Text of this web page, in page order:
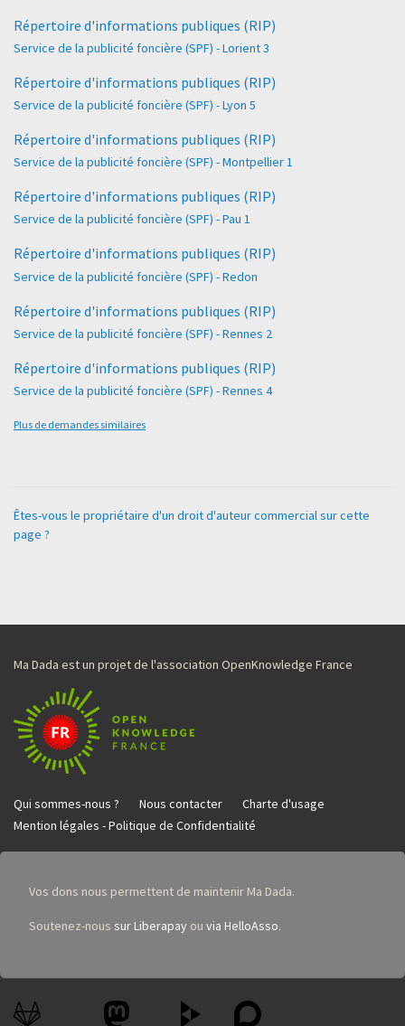
Répertoire d'informations publiques (RIP)
Service de la publicité foncière (SPF) - Lorient 3
Répertoire d'informations publiques (RIP)
Service de la publicité foncière (SPF) - Lyon 5
Répertoire d'informations publiques (RIP)
Service de la publicité foncière (SPF) - Montpellier 1
Répertoire d'informations publiques (RIP)
Service de la publicité foncière (SPF) - Pau 1
Répertoire d'informations publiques (RIP)
Service de la publicité foncière (SPF) - Redon
Répertoire d'informations publiques (RIP)
Service de la publicité foncière (SPF) - Rennes 2
Répertoire d'informations publiques (RIP)
Service de la publicité foncière (SPF) - Rennes 4
Plus de demandes similaires
Êtes-vous le propriétaire d'un droit d'auteur commercial sur cette
page ?
Ma Dada est un projet de l'association OpenKnowledge France
Qui sommes-nous ? Nous contacter
Charte d'usage
Mention légales - Politique de Confidentialité
Vos dons nous permettent de maintenir Ma Dada.
Soutenez-nous sur Liberapay ou via HelloAsso.